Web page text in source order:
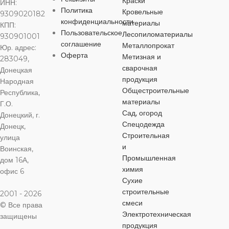
ЦВЕТ черный
МАТЕРИАЛ
ДЛИНА
ДИАМЕТР
ШЛИЦ
ЦВЕТ черный
МАТЕРИАЛ
ЦВЕТ
МАТЕРИАЛ
Сталь
ДЛИНА
ДИАМЕТР
6 мм
ШЛИЦ ШЛИЦ
ИНН:
9309020182
КПП:
930901001
Юр. адрес:
283049,
Донецкая
Народная
Республика,
Г.О.
Донецкий, г.
Донецк,
улица
Воинская,
дом 16А,
офис 6
2001 - 2026
© Все права
защищены
Политика
конфиденциальности
Пользовательское
соглашение
Оферта
Кровельные
материалы
Лесопиломатериалы
Металлопрокат
Метизная и
сварочная
продукция
Общестроительные
материалы
Сад, огород
Спецодежда
Строительная
и
Промышленная
химия
Сухие
строительные
смеси
Электротехническая
продукция